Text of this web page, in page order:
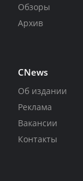
Обзоры
Архив
CNews
Об издании
Реклама
Вакансии
Контакты